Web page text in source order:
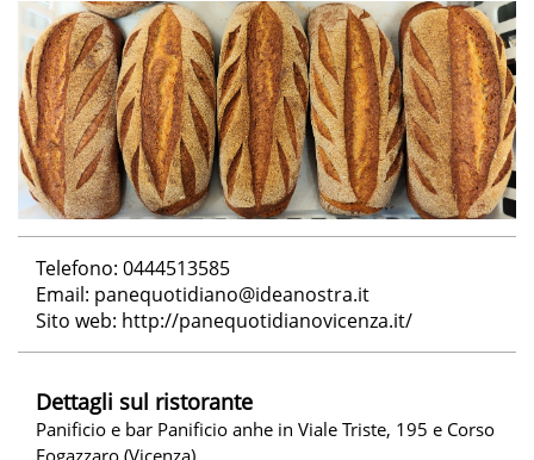
Telefono: 0444513585
Email: panequotidiano@ideanostra.it
Sito web: http://panequotidianovicenza.it/
Dettagli sul ristorante
Panificio e bar Panificio anhe in Viale Triste, 195 e Corso
Fogazzaro (Vicenza)